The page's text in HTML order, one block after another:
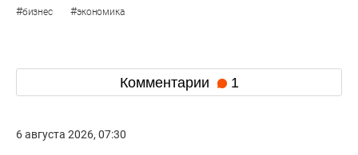
#бизнес #экономика
Комментарии 1
6 августа 2026, 07:30